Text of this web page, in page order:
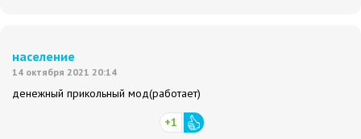
население
14 октября 2021 20:14
денежный прикольный мод(работает)
+1